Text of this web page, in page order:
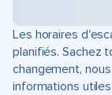
Les horaires
planifiés. Sachez
changement,
informations